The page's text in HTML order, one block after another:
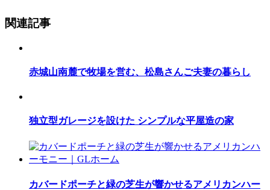
関連記事
赤城山南麓で牧場を営む、松島さんご夫妻の暮らし
独立型ガレージを設けた シンプルな平屋造の家
カバードポーチと緑の芝生が響かせるアメリカンハー